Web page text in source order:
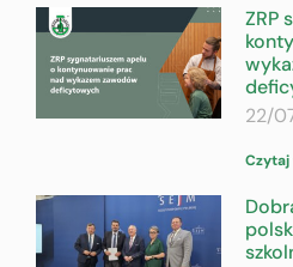
ZRP
22/
Czytaj